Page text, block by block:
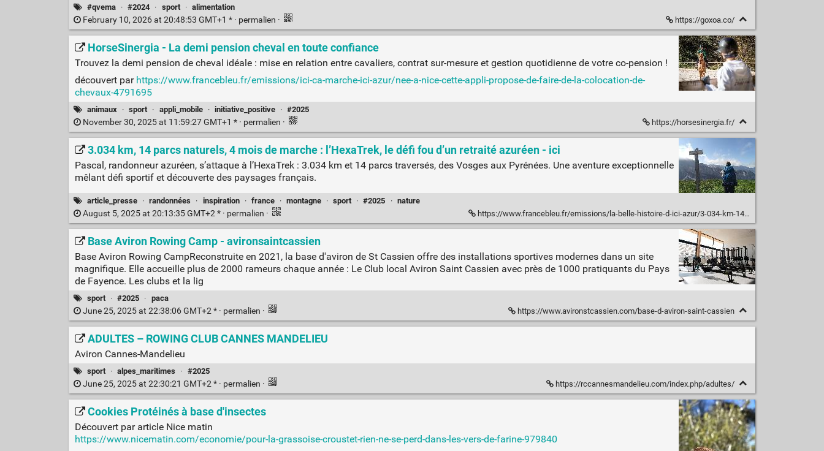
#qvema · #2024 · sport · alimentation
February 10, 2026 at 20:48:53 GMT+1 * · permalien · https://goxoa.co/
HorseSinergia - La demi pension cheval en toute confiance
Trouvez la demi pension de cheval idéale : mise en relation entre cavaliers, contrat sur-mesure et gestion quotidienne de votre co-pension !
découvert par https://www.francebleu.fr/emissions/ici-ca-marche-ici-azur/nee-a-nice-cette-appli-propose-de-faire-de-la-colocation-de-
chevaux-4791695
animaux · sport · appli_mobile · initiative_positive · #2025
November 30, 2025 at 11:59:27 GMT+1 * · permalien · https://horsesinergia.fr/
3.034 km, 14 parcs naturels, 4 mois de marche : l’HexaTrek, le défi fou d’un retraité azuréen - ici
Pascal, randonneur azuréen, s’attaque à l’HexaTrek : 3.034 km et 14 parcs traversés, des Vosges aux Pyrénées. Une aventure exceptionnelle
mêlant défi sportif et découverte des paysages français.
article_presse · randonnées · inspiration · france · montagne · sport · #2025 · nature
August 5, 2025 at 20:13:35 GMT+2 * · permalien · https://www.francebleu.fr/emissions/la-belle-histoire-d-ici-azur/3-034-km-14-parcs-naturels-4-mois-de-marche-l-hexatrek-le-defi-fou-d-un-retraite-azureen-6154600
Base Aviron Rowing Camp - avironsaintcassien
Base Aviron Rowing CampReconstruite en 2021, la base d'aviron de St Cassien offre des installations sportives modernes dans un site
magnifique. Elle accueille plus de 2000 rameurs chaque année : Le Club local Aviron Saint Cassien avec près de 1000 pratiquants du Pays
de Fayence. Les clubs et la lig
sport · #2025 · paca
June 25, 2025 at 22:38:06 GMT+2 * · permalien · https://www.avironstcassien.com/base-d-aviron-saint-cassien
ADULTES – ROWING CLUB CANNES MANDELIEU
Aviron Cannes-Mandelieu
sport · alpes_maritimes · #2025
June 25, 2025 at 22:30:21 GMT+2 * · permalien · https://rccannesmandelieu.com/index.php/adultes/
Cookies Protéinés à base d'insectes
Découvert par article Nice matin
https://www.nicematin.com/economie/pour-la-grassoise-croustet-rien-ne-se-perd-dans-les-vers-de-farine-979840